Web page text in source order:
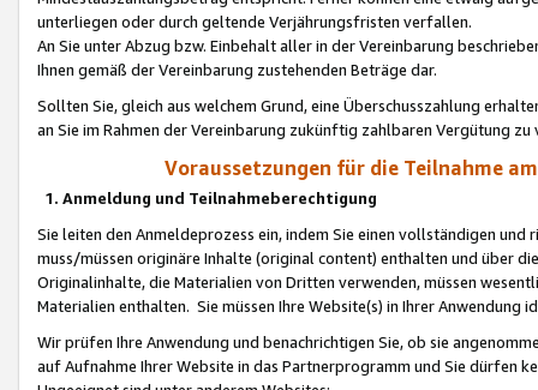
unterliegen oder durch geltende Verjährungsfristen verfallen.
An Sie unter Abzug bzw. Einbehalt aller in der Vereinbarung
Ihnen gemäß der Vereinbarung zustehenden Beträge dar.
Sollten Sie, gleich aus welchem Grund, eine Überschusszahlung
an Sie im Rahmen der Vereinbarung zukünftig zahlbaren Vergütung zu
Voraussetzungen für die Teilnahme
1. Anmeldung und Teilnahmeberechtigung
Sie leiten den Anmeldeprozess ein, indem Sie einen vollständigen
muss/müssen originäre Inhalte (original content) enthalten und über
Originalinhalte, die Materialien von Dritten verwenden, müssen
Materialien enthalten. Sie müssen Ihre Website(s) in Ihrer Anwendung
Wir prüfen Ihre Anwendung und benachrichtigen Sie, ob sie
auf Aufnahme Ihrer Website in das Partnerprogramm und Sie dürfen